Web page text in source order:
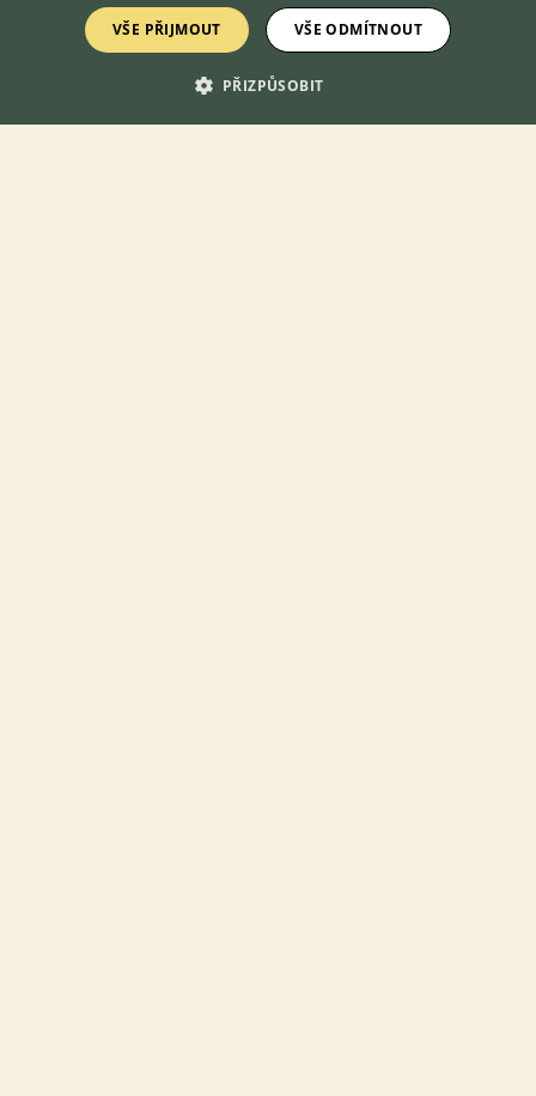
VŠE PŘIJMOUT VŠE ODMÍTNOUT
PŘIZPŮSOBIT